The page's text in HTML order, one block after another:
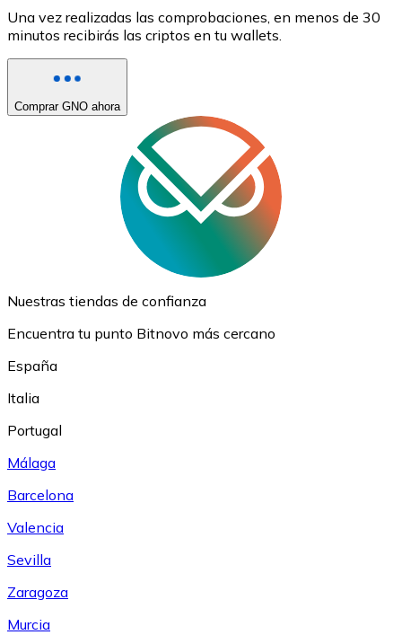
Una vez realizadas las comprobaciones, en menos de 30
minutos recibirás las criptos en tu wallets.
Comprar GNO ahora
Nuestras tiendas de confianza
Encuentra tu punto Bitnovo más cercano
España
Italia
Portugal
Málaga
Barcelona
Valencia
Sevilla
Zaragoza
Murcia